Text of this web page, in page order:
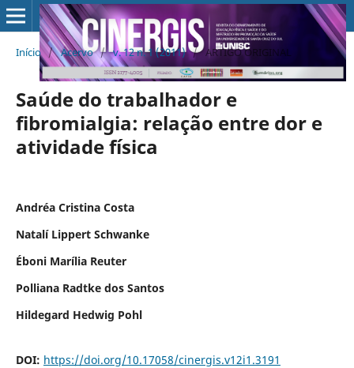
Início / Acervo / v. 12 n. 1 (2011) / ARTIGO ORIGINAL
Saúde do trabalhador e
fibromialgia: relação entre dor e
atividade física
Andréa Cristina Costa
Natalí Lippert Schwanke
Éboni Marília Reuter
Polliana Radtke dos Santos
Hildegard Hedwig Pohl
DOI: https://doi.org/10.17058/cinergis.v12i1.3191